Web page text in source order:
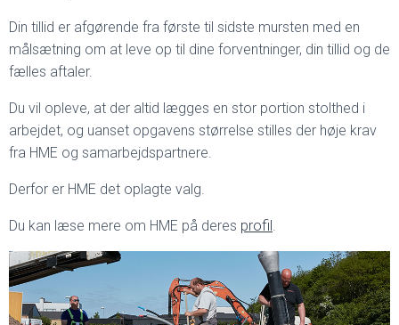
Din tillid er afgørende fra første til sidste mursten med en
målsætning om at leve op til dine forventninger, din tillid og de
fælles aftaler.
Du vil opleve, at der altid lægges en stor portion stolthed i
arbejdet, og uanset opgavens størrelse stilles der høje krav
fra HME og samarbejdspartnere.
Derfor er HME det oplagte valg.
Du kan læse mere om HME på deres profil.